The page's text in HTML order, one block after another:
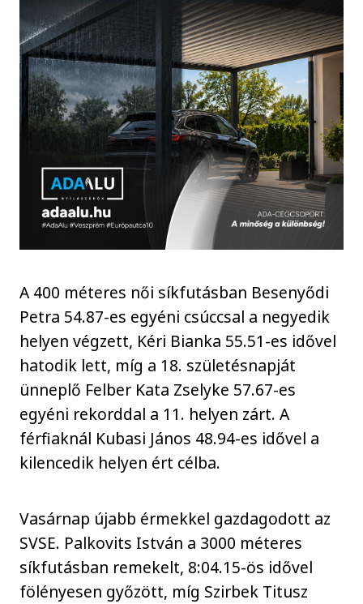
A 400 méteres női síkfutásban Besenyődi
Petra 54.87-es egyéni csúccsal a negyedik
helyen végzett, Kéri Bianka 55.51-es idővel
hatodik lett, míg a 18. születésnapját
ünneplő Felber Kata Zselyke 57.67-es
egyéni rekorddal a 11. helyen zárt. A
férfiaknál Kubasi János 48.94-es idővel a
kilencedik helyen ért célba.
Vasárnap újabb érmekkel gazdagodott az
SVSE. Palkovits István a 3000 méteres
síkfutásban remekelt, 8:04.15-ös idővel
fölényesen győzött, míg Szirbek Titusz